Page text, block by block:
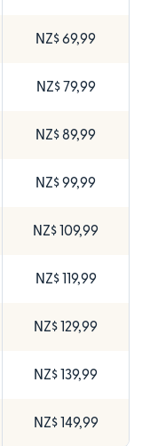
NZ$ 69,99
NZ$ 79,99
NZ$ 89,99
NZ$ 99,99
NZ$ 109,99
NZ$ 119,99
NZ$ 129,99
NZ$ 139,99
NZ$ 149,99